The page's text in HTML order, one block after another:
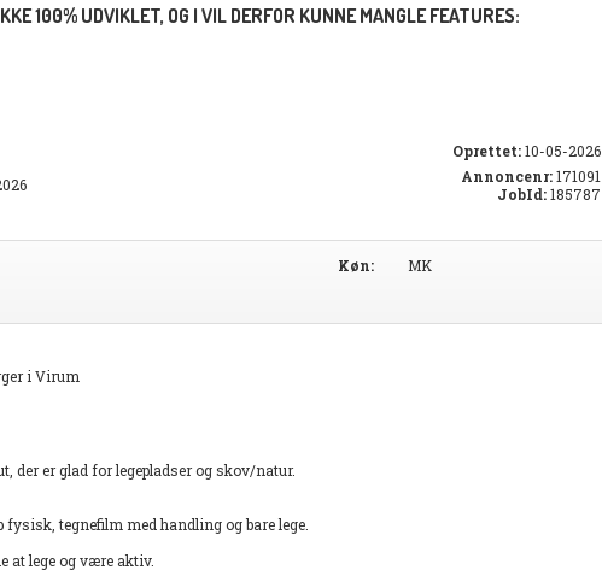
100% UDVIKLET, OG I VIL DERFOR KUNNE MANGLE FEATURES:
Oprettet:10-05-2026
Annoncenr:171091
JobId:185787
Køn: MK
i Virum
der er glad for legepladser og skov/natur.
fysisk, tegnefilm med handling og bare lege.
at lege og være aktiv.